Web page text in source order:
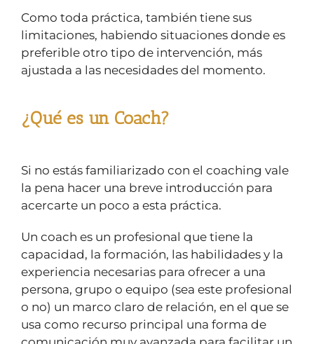
Como toda práctica, también tiene sus
limitaciones, habiendo situaciones donde es
preferible otro tipo de intervención, más
ajustada a las necesidades del momento.
¿Qué es un Coach?
Si no estás familiarizado con el coaching vale
la pena hacer una breve introducción para
acercarte un poco a esta práctica.
Un coach es un profesional que tiene la
capacidad, la formación, las habilidades y la
experiencia necesarias para ofrecer a una
persona, grupo o equipo (sea este profesional
o no) un marco claro de relación, en el que se
usa como recurso principal una forma de